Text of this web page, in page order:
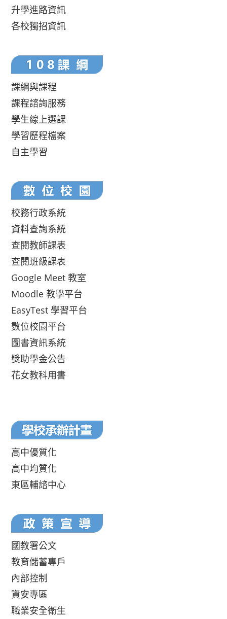
升學進路資訊
各校獨招資訊
課綱與課程
課程諮詢服務
學生線上選課
學習歷程檔案
自主學習
校務行政系統
資料查詢系統
查閱教師課表
查閱班級課表
Google Meet 教室
Moodle 教學平台
EasyTest 學習平台
數位校園平台
圖書資訊系統
獎助學金公告
花女教科用書
高中優質化
高中均質化
東區輔諮中心
國教署公文
教育儲蓄專戶
內部控制
資安專區
職業安全衛生